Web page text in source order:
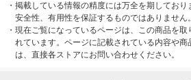
・ 掲載している情報の精度には万全を期しており
安全性、有用性を保証するものではありません。
・ 現在ご覧になっているページは、この商品を取
れています。ページに記載されている内容や商
は、直接各ストアにお問い合わせください。